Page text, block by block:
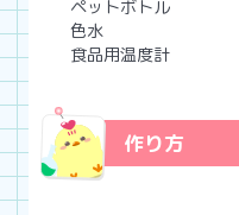
ペットボトル
色水
食品用温度計
作り方